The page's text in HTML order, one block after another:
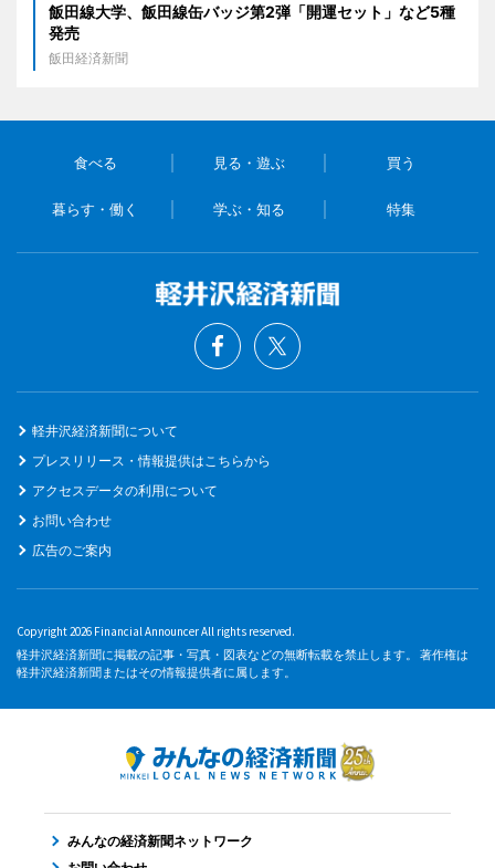
飯田線大学、飯田線缶バッジ第2弾「開運セット」など5種
発売
飯田経済新聞
食べる 見る・遊ぶ 買う
暮らす・働く 学ぶ・知る 特集
軽井沢経済新聞について
プレスリリース・情報提供はこちらから
アクセスデータの利用について
お問い合わせ
広告のご案内
Copyright 2026 Financial Announcer All rights reserved.
軽井沢経済新聞に掲載の記事・写真・図表などの無断転載を禁止します。 著作権は
軽井沢経済新聞またはその情報提供者に属します。
みんなの経済新聞ネットワーク